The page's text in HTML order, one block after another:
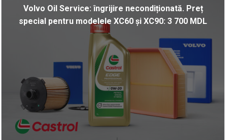
Volvo Oil Service: îngrijire necondiționată. Preț
special pentru modelele XC60 și XC90: 3 700 MDL